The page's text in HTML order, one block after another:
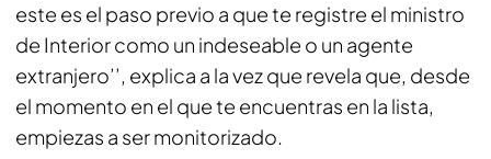
este es el paso previo a que te registre el ministro
de Interior como un indeseable o un agente
extranjero’’, explica a la vez que revela que, desde
el momento en el que te encuentras en la lista,
empiezas a ser monitorizado.